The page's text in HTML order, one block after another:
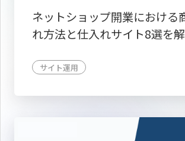
ネットショップ開業における
れ方法と仕入れサイト8選を
サイト運用